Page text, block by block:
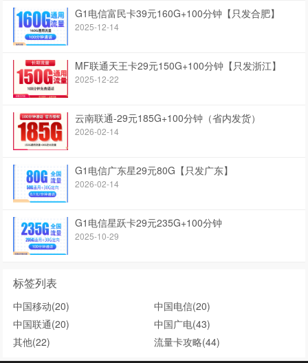
G1电信富民卡39元160G+100分钟【只发合肥】
2025-12-14
MF联通天王卡29元150G+100分钟【只发浙江】
2025-12-22
云南联通-29元185G+100分钟（省内发货）
2026-02-14
G1电信广东星29元80G【只发广东】
2026-02-14
G1电信星跃卡29元235G+100分钟
2025-10-29
标签列表
中国移动(20) 中国电信(20)
中国联通(20) 中国广电(43)
其他(22) 流量卡攻略(44)